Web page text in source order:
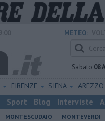
METEO:
Sabato 08
FIRENZE SIENA AREZZO
Sport Blog Interviste
MONTESCUDAIO MONTEVERDI